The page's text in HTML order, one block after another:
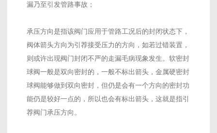
漏乃至引发管路事故；
承压方向是指该阀门应用于管路工况后的封闭状态下，
阀体箭头方向为引荐接受压力的方向，如若过错装置，
则或许出现阀门封闭不严的走漏毛病现象发生。软密封
球阀一般是双向密封的，一般不标出箭头，金属硬密封
球阀能够做到双向密封，但仍是会有一个方向的密封功
能仍是较好一点的，所以也会有标出箭头，这就是指引
荐阀门承压方向。